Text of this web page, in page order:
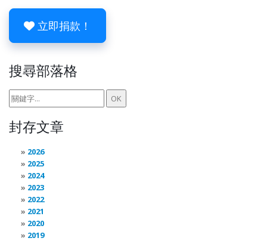
立即捐款！
搜尋部落格
封存文章
2026
2025
2024
2023
2022
2021
2020
2019